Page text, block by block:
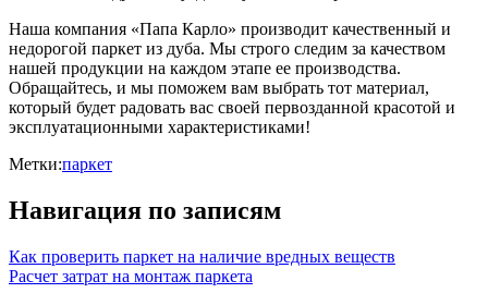
Наша компания «Папа Карло» производит качественный и
недорогой паркет из дуба. Мы строго следим за качеством
нашей продукции на каждом этапе ее производства.
Обращайтесь, и мы поможем вам выбрать тот материал,
который будет радовать вас своей первозданной красотой и
эксплуатационными характеристиками!
Метки:паркет
Навигация по записям
Как проверить паркет на наличие вредных веществ
Расчет затрат на монтаж паркета